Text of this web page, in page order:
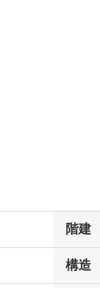
階建
構造